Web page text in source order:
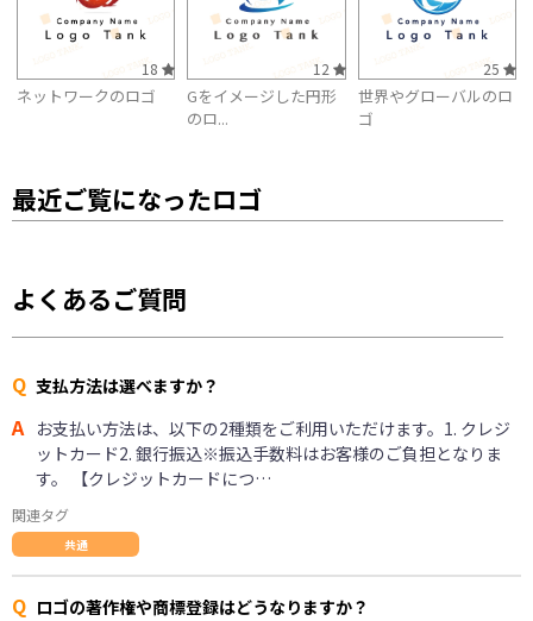
18
ネットワークのロゴ
12
Gをイメージした円形
のロ...
25
世界やグローバルのロ
ゴ
最近ご覧になったロゴ
よくあるご質問
Q 支払方法は選べますか？
A お支払い方法は、以下の2種類をご利用いただけます。1. クレジ
ットカード2. 銀行振込※振込手数料はお客様のご負担となりま
す。 【クレジットカードにつ…
関連タグ
共通
Q ロゴの著作権や商標登録はどうなりますか？